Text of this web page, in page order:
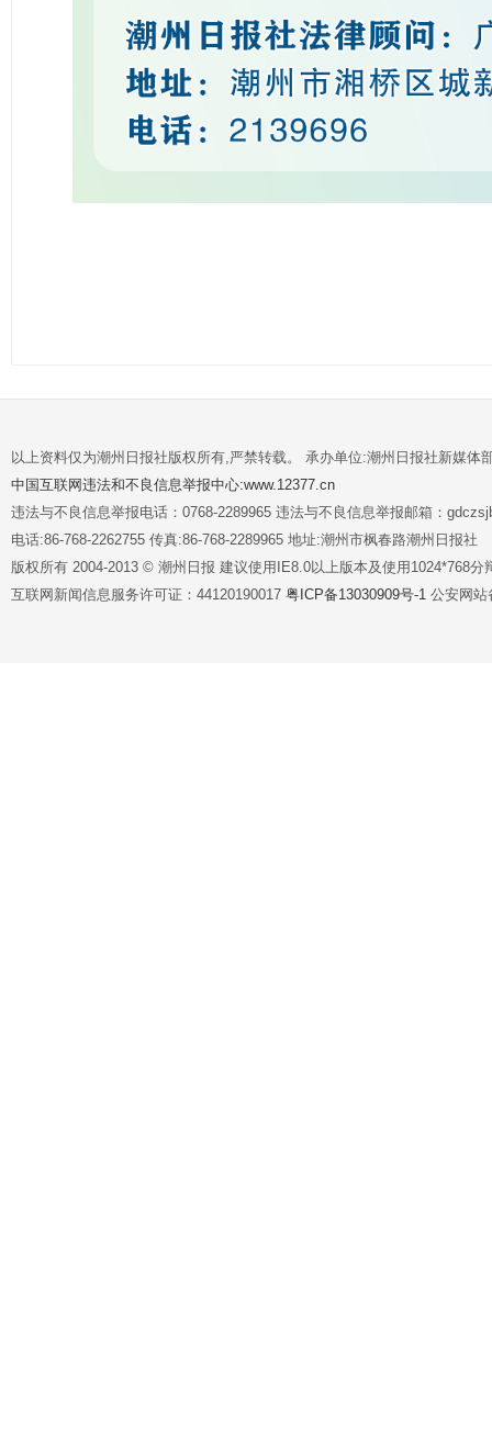
以上资料仅为潮州日报社版权所有,严禁转载。 承办单位:潮州日报社新媒体
中国互联网违法和不良信息举报中心:www.12377.cn
违法与不良信息举报电话：0768-2289965 违法与不良信息举报邮箱：
电话:86-768-2262755 传真:86-768-2289965 地址:潮州市枫春路潮州日报社
版权所有 2004-2013 © 潮州日报 建议使用IE8.0以上版本及使用1024*768分
互联网新闻信息服务许可证：44120190017 粤ICP备13030909号-1 公安网站